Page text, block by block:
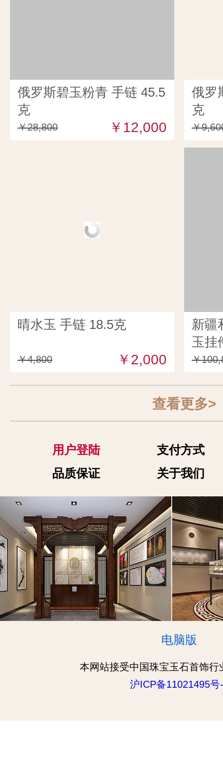
俄罗斯碧玉粉青 手链 45.5
克
￥28,800 ￥12,000
俄罗
克
￥
晴水玉 手链 18.5克
￥4,800 ￥2,000
新疆
玉挂
￥
查看更多>
用户登陆
支付方式
品质保证
关于我们
电脑版
本网站接受中国珠宝玉石首饰行
沪ICP备11021495号